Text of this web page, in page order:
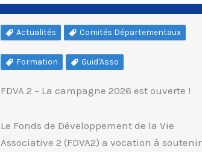
Actualités Comités Départementaux
Formation Guid'Asso
FDVA 2 – La campagne 2026 est ouverte !
Le Fonds de Développement de la Vie
Associative 2 (FDVA2) a vocation à soutenir